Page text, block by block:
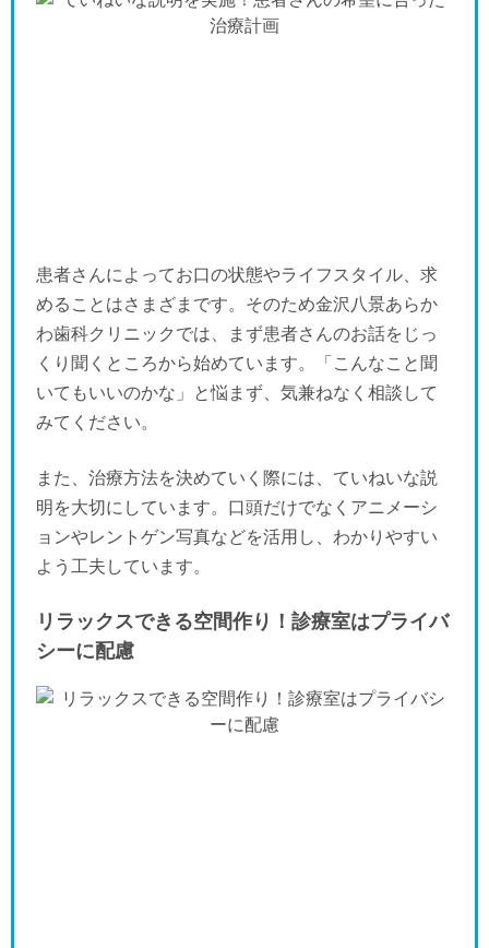
患者さんによってお口の状態やライフスタイル、求
めることはさまざまです。そのため金沢八景あらか
わ歯科クリニックでは、まず患者さんのお話をじっ
くり聞くところから始めています。「こんなこと聞
いてもいいのかな」と悩まず、気兼ねなく相談して
みてください。
また、治療方法を決めていく際には、ていねいな説
明を大切にしています。口頭だけでなくアニメーシ
ョンやレントゲン写真などを活用し、わかりやすい
よう工夫しています。
リラックスできる空間作り！診療室はプライバ
シーに配慮